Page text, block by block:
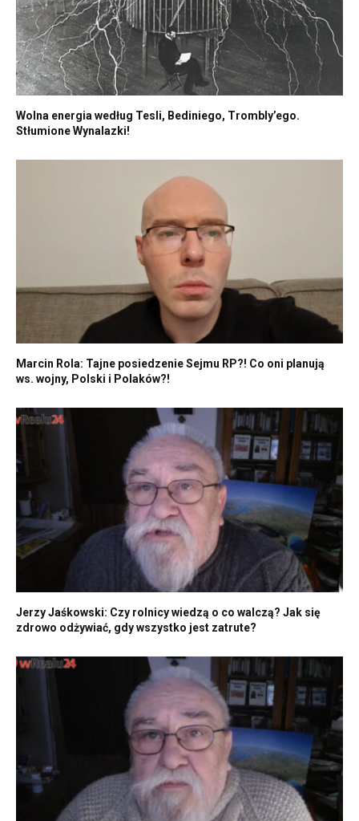
Wolna energia według Tesli, Bediniego, Trombly’ego.
Stłumione Wynalazki!
Marcin Rola: Tajne posiedzenie Sejmu RP?! Co oni planują
ws. wojny, Polski i Polaków?!
Jerzy Jaśkowski: Czy rolnicy wiedzą o co walczą? Jak się
zdrowo odżywiać, gdy wszystko jest zatrute?